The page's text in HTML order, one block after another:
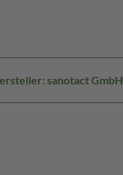
sanotact GmbH